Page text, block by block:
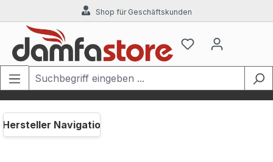
Zum Hauptinhalt springenShop für Geschäftskunden
Hersteller Navigation